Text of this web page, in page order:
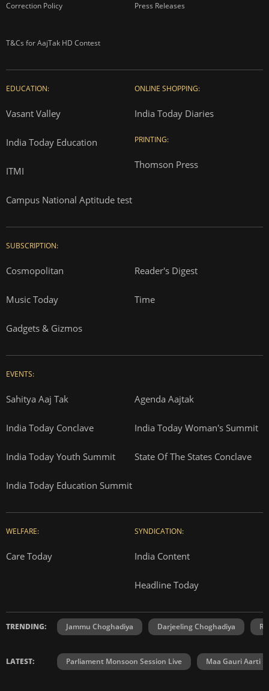
Correction Policy Press Releases
T&Cs for AajTak HD Contest
EDUCATION:
Vasant Valley
India Today Education
ITMI
Campus National Aptitude test
ONLINE SHOPPING:
India Today Diaries
PRINTING:
Thomson Press
SUBSCRIPTION:
Cosmopolitan Reader's Digest
Music Today Time
Gadgets & Gizmos
EVENTS:
Sahitya Aaj Tak Agenda Aajtak
India Today Conclave India Today Woman's Summit
India Today Youth Summit State Of The States Conclave
India Today Education Summit
WELFARE:
Care Today
SYNDICATION:
India Content
Headline Today
TRENDING: Jammu Choghadiya Darjeeling Choghadiya
LATEST: Parliament Monsoon Session Live Maa Gauri Aarti